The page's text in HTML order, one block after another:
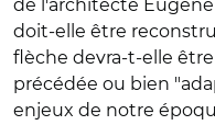
de l'architecte
doit-elle être
flèche devra-t-elle
précédée ou bien
enjeux de notre